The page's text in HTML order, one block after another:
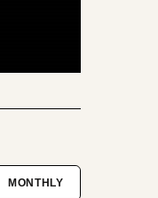
MONTHLY